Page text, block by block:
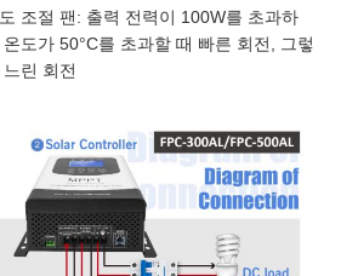
조절 팬: 출력 전력이 100W를 초과하
도가 50°C를 초과할 때 빠른 회전, 그렇
린 회전